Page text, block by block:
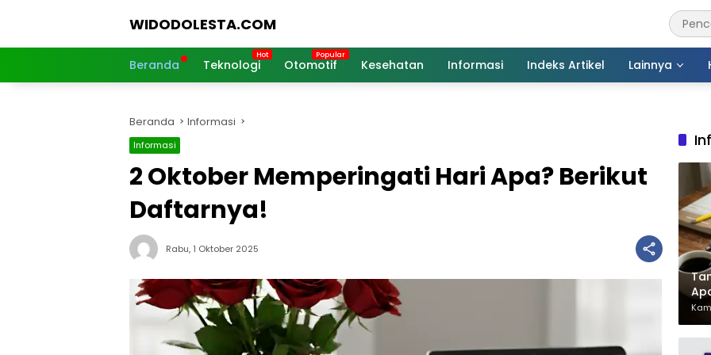
WIDODOLESTA.COM
dan
Terkini
Beranda Teknologi Otomotif Kesehatan Informasi Indeks Artikel Lainnya
Beranda Informasi
Informasi
2 Oktober Memperingati Hari Apa? Berikut
Daftarnya!
Rabu, 1 Oktober 2025